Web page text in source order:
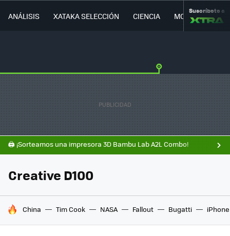
ANÁLISIS XATAKA SELECCIÓN CIENCIA MOVILIDAD
Suscríbete a
🖨️ ¡Sorteamos una impresora 3D Bambu Lab A2L Combo!
Creative D100
HOY SE HABLA DE
China Tim Cook NASA Fallout Bugatti iPhone